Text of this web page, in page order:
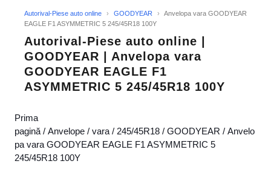
Autorival-Piese auto online › GOODYEAR ›
Anvelopa vara GOODYEAR
EAGLE F1 ASYMMETRIC 5 245/45R18 100Y
Autorival-Piese auto online |
GOODYEAR | Anvelopa vara
GOODYEAR EAGLE F1
ASYMMETRIC 5 245/45R18 100Y
Prima
pagină / Anvelope / vara / 245/45R18 / GOODYEAR / Anvelo
pa vara GOODYEAR EAGLE F1 ASYMMETRIC 5
245/45R18 100Y